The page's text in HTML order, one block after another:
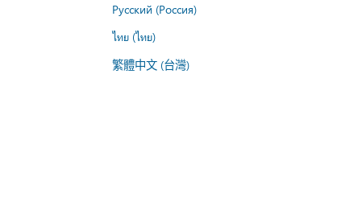
Русский (Россия)
ไทย (ไทย)
繁體中文 (台灣)